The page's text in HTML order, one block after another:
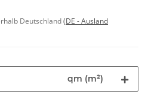
Deutschland(DE - Ausland
qm (m²)